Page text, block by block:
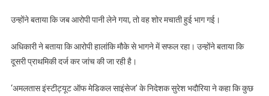
उन्होंने बताया कि जब आरोपी पानी लेने गया, तो वह शोर मचाती हुई भाग गई।
अधिकारी ने बताया कि आरोपी हालांकि मौके से भागने में सफल रहा। उन्होंने बताया कि
दूसरी प्राथमिकी दर्ज कर जांच की जा रही है।
‘अमलतास इंस्टीट्यूट ऑफ मेडिकल साइंसेज’ के निदेशक सुरेश भदौरिया ने कहा कि कुछ